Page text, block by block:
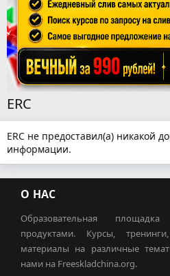
ERC
ERC не предоставил(а) никакой
информации.
О НАС
Образовательная
продуктами. Курсы,
материалы на различные
нами на Freeskladchina.org.